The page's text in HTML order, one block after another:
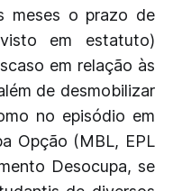
meses o prazo de
em estatuto)
em relação às
de desmobilizar
no episódio em
Opção (MBL, EPL
Desocupa, se